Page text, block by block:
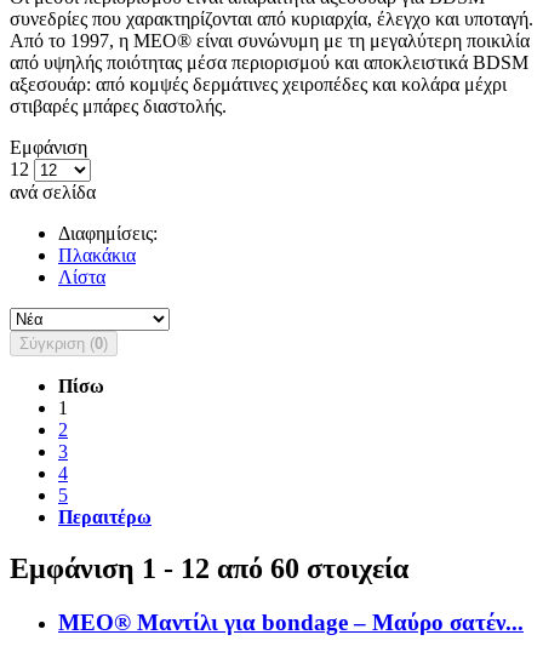
συνεδρίες που χαρακτηρίζονται από κυριαρχία, έλεγχο και υποταγή.
Από το 1997, η MEO® είναι συνώνυμη με τη μεγαλύτερη ποικιλία
από υψηλής ποιότητας μέσα περιορισμού και αποκλειστικά BDSM
αξεσουάρ: από κομψές δερμάτινες χειροπέδες και κολάρα μέχρι
στιβαρές μπάρες διαστολής.
Εμφάνιση
12
ανά σελίδα
Διαφημίσεις:
Πλακάκια
Λίστα
Σύγκριση (0)
Πίσω
1
2
3
4
5
Περαιτέρω
Εμφάνιση 1 - 12 από 60 στοιχεία
MEO® Μαντίλι για bondage – Μαύρο σατέν...